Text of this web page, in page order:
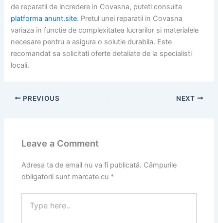
de reparatii de incredere in Covasna, puteti consulta
platforma anunt.site. Pretul unei reparatii in Covasna
variaza in functie de complexitatea lucrarilor si materialele
necesare pentru a asigura o solutie durabila. Este
recomandat sa solicitati oferte detaliate de la specialisti
locali.
PREVIOUS NEXT
Leave a Comment
Adresa ta de email nu va fi publicată. Câmpurile
obligatorii sunt marcate cu *
here..